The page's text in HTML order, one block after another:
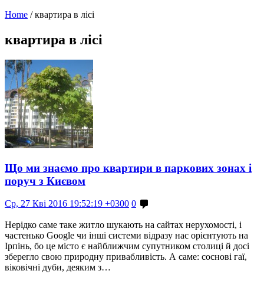
Home / квартира в лісі
квартира в лісі
Що ми знаємо про квартири в паркових зонах і
поруч з Києвом
Ср, 27 Кві 2016 19:52:19 +0300 0
Нерідко саме таке житло шукають на сайтах нерухомості, і
частенько Google чи інші системи відразу нас орієнтують на
Ірпінь, бо це місто є найближчим супутником столиці й досі
зберегло свою природну привабливість. А саме: соснові гаї,
віковічні дуби, деяким з…